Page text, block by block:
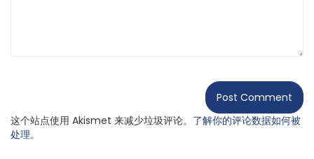
这个站点使用 Akismet 来减少垃圾评论。 了解你的评论数据如何被
处理。